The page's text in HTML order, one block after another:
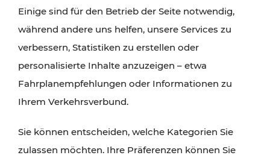
Attraktionen sind mit den Ticket- und Fahrplan-
Angeboten des VOR gut und schnell erreichbar.
Einige sind für den Betrieb der Seite notwendig,
während andere uns helfen, unsere Services zu
verbessern, Statistiken zu erstellen oder
personalisierte Inhalte anzuzeigen – etwa
Fahrplanempfehlungen oder Informationen zu
Ihrem Verkehrsverbund.
Sie können entscheiden, welche Kategorien Sie
zulassen möchten. Ihre Präferenzen können Sie